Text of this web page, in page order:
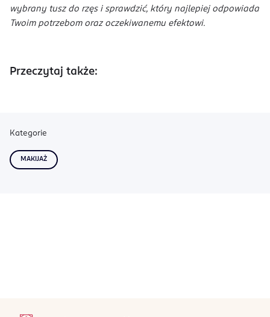
wybrany tusz do rzęs i sprawdzić, który najlepiej odpowiada
Twoim potrzebom oraz oczekiwanemu efektowi.
Przeczytaj także:
Kategorie
MAKIJAŻ